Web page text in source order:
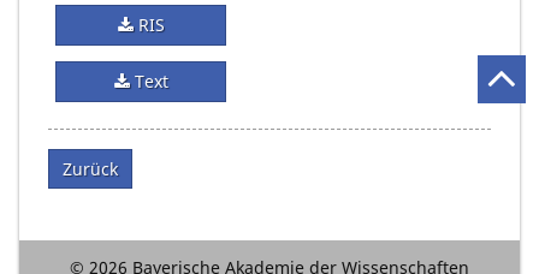
RIS
Text
Zurück
© 2026 Bayerische Akademie der Wissenschaften